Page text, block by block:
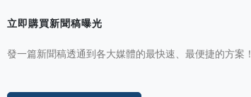
立即購買新聞稿曝光
發一篇新聞稿透通到各大媒體的最快速、最便捷的方案！